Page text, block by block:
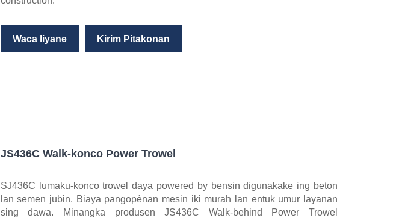
Waca liyane Kirim Pitakonan
JS436C Walk-konco Power Trowel
SJ436C lumaku-konco trowel daya powered by bensin digunakake ing beton
lan semen jubin. Biaya pangopènan mesin iki murah lan entuk umur layanan
sing dawa. Minangka produsen JS436C Walk-behind Power Trowel